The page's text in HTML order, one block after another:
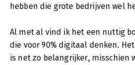
hebben die grote bedrijven wel
Al met al vind ik het een nuttig
die voor 90% digitaal denken.
is net zo belangrijker, misschien